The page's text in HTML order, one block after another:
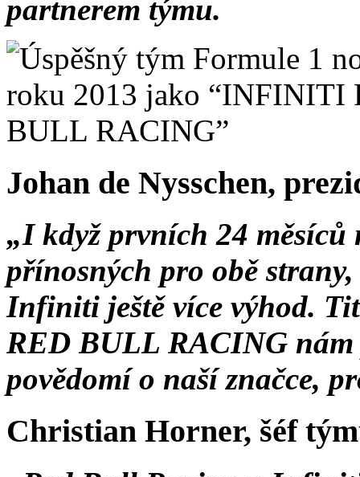
partnerem týmu.
Johan de Nysschen,
„I když prvních 24 měsíců
přínosných pro obě
Infiniti ještě více výhod.
RED BULL RACING nám
povědomí o naší značce,
Christian Horner, šéf